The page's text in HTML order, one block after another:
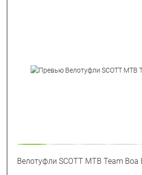
Велотуфли SCOTT MTB Team Boa